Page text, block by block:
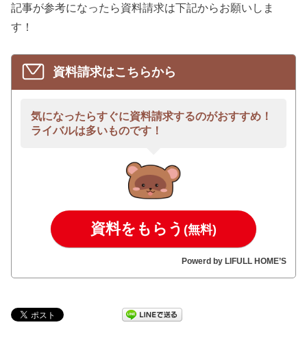
記事が参考になったら資料請求は下記からお願いしま
す！
資料請求はこちらから
気になったらすぐに資料請求するのがおすすめ！
ライバルは多いものです！
資料をもらう (無料)
Powerd by LIFULL HOME’S